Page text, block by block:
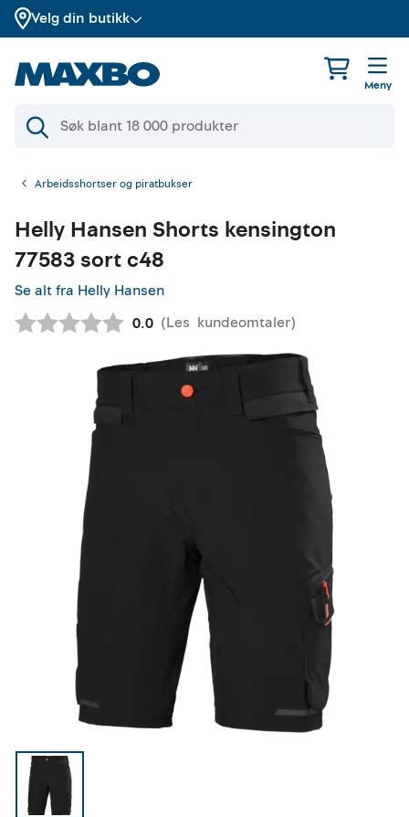
Velg din butikk
Meny
Arbeidsshortser og piratbukser
Helly Hansen Shorts kensington
77583 sort c48
Se alt fra Helly Hansen
Gjennomsnittskarakter:
0.0 (Les kundeomtaler)